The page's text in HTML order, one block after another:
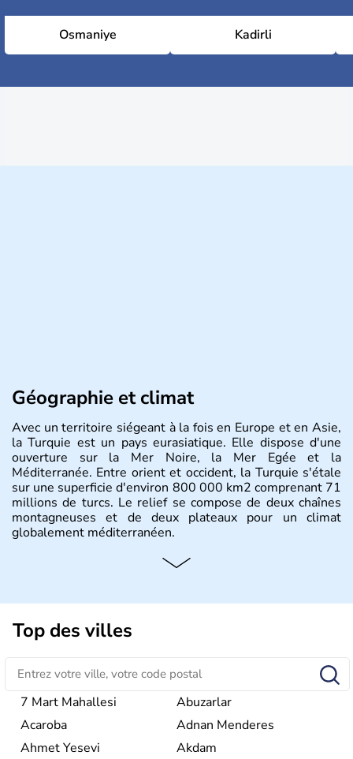
Osmaniye Kadirli
Géographie et climat
Avec un territoire siégeant à la fois en Europe et en Asie,
la Turquie est un pays eurasiatique. Elle dispose d'une
ouverture sur la Mer Noire, la Mer Egée et la
Méditerranée. Entre orient et occident, la Turquie s'étale
sur une superficie d'environ 800 000 km2 comprenant 71
millions de turcs. Le relief se compose de deux chaînes
montagneuses et de deux plateaux pour un climat
globalement méditerranéen.
Histoire et administration
originaire d'Asie ayant émigré vers l'Ouest. Ces tribus
hétérogènes se sont organisées en différents royaumes
qui constitueront en 1299 les fondations de l'Empire
ottoman. Après avoir rattaché l'Anatolie et la Thrace
orientale au territoire turc, la République est proclamée
le 29 octobre 1923. Ankara remplace alors Istanbul au
titre de capitale du pays.
Top des villes
7 Mart Mahallesi
Abuzarlar
Acaroba
Adnan Menderes
Ahmet Yesevi
Akdam